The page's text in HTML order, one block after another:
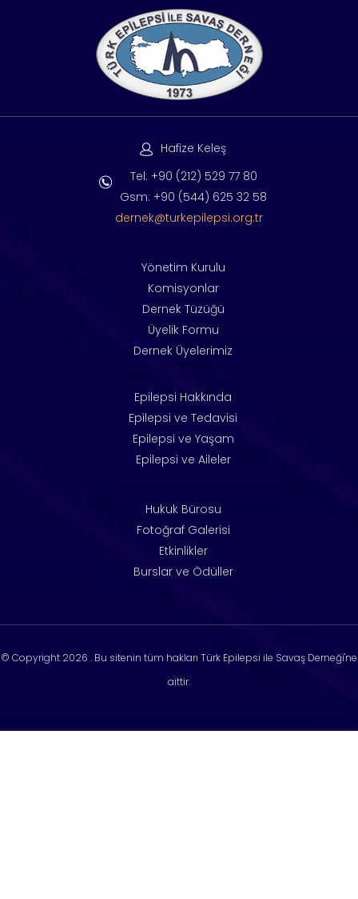
Hafize Keleş
Tel: +90 (212) 529 77 80
Gsm: +90 (544) 625 32 58
dernek@turkepilepsi.org.tr
Yönetim Kurulu
Komisyonlar
Dernek Tüzüğü
Üyelik Formu
Dernek Üyelerimiz
Epilepsi Hakkında
Epilepsi ve Tedavisi
Epilepsi ve Yaşam
Epilepsi ve Aileler
Hukuk Bürosu
Fotoğraf Galerisi
Etkinlikler
Burslar ve Ödüller
© Copyright 2026 . Bu sitenin tüm hakları Türk Epilepsi ile Savaş Derneği'ne
aittir.